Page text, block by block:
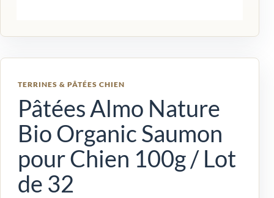
TERRINES & PÂTÉES CHIEN
Pâtées Almo Nature
Bio Organic Saumon
pour Chien 100g / Lot
de 32